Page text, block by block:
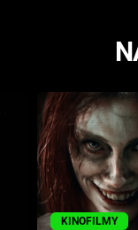
KINOFILMY